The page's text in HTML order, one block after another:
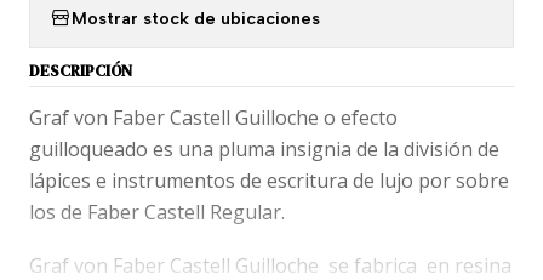
Mostrar stock de ubicaciones
DESCRIPCIÓN
Graf von Faber Castell Guilloche o efecto
guilloqueado es una pluma insignia de la división de
lápices e instrumentos de escritura de lujo por sobre
los de Faber Castell Regular.
Graf von Faber Castell Guilloche se fabrica en resina